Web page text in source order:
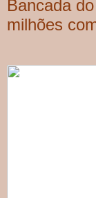
Bancada
milhões